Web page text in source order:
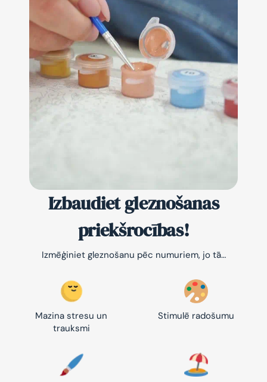
Izbaudiet gleznošanas
priekšrocības!
Izmēģiniet gleznošanu pēc numuriem, jo tā…
Mazina stresu un
trauksmi
Stimulē radošumu